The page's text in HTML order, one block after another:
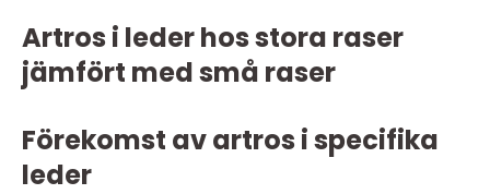
Artros i leder hos stora raser
jämfört med små raser
Förekomst av artros i specifika
leder